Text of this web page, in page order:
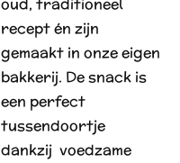
recept én zijn
gemaakt in onze eigen
bakkerij. De snack is
een perfect
tussendoortje
dankzij voedzame